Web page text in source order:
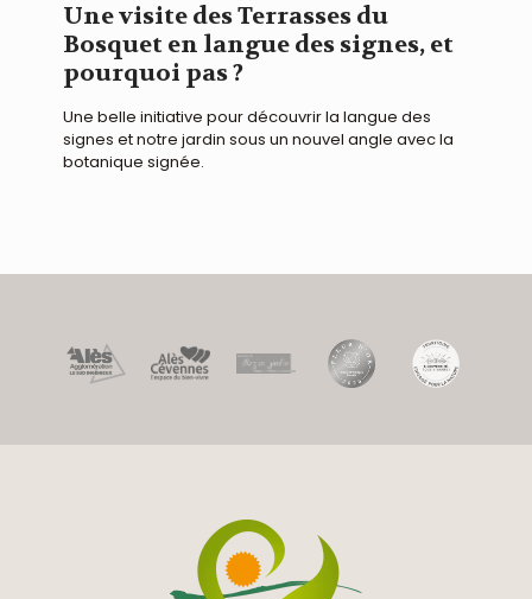
Une visite des Terrasses du
Bosquet en langue des signes, et
pourquoi pas ?
Une belle initiative pour découvrir la langue des
signes et notre jardin sous un nouvel angle avec la
botanique signée.